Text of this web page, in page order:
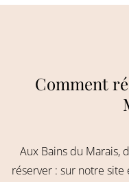
Comment
Aux Bains du Marais,
réserver : sur notre